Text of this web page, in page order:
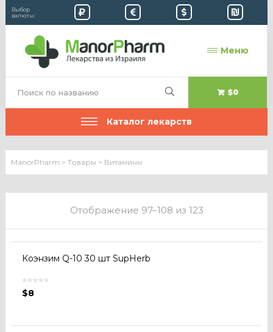
Выбор
валюты:
Меню
$0
Каталог лекарств
ManorPharm > Товары > Витамины
Отображение 97–108 из 123
Коэнзим Q-10 30 шт SupHerb
$8